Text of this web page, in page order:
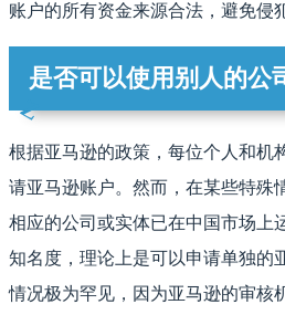
账户的所有资金来源合法，避免侵
是否可以使用别人的公
根据亚马逊的政策，每位个人和机
请亚马逊账户。然而，在某些特殊
相应的公司或实体已在中国市场上
知名度，理论上是可以申请单独的
情况极为罕见，因为亚马逊的审核